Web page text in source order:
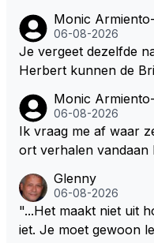
oon. Ieder jaar is er in
eam. Op 28-jarige
ccesvol raceteam. Hij
Monic
06-08-2026
Je vergeet dezelfde
Herbert kunnen de
Monic
06-08-2026
Ik vraag me af waar
ort verhalen vandaan
gedaan worden als ie
emand weet wat er
uren. Bovendien
Glenny
06-08-2026
"...Het maakt niet uit
iet. Je moet gewoon lekker